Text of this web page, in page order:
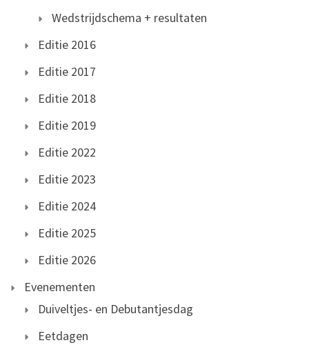
Wedstrijdschema + resultaten
Editie 2016
Editie 2017
Editie 2018
Editie 2019
Editie 2022
Editie 2023
Editie 2024
Editie 2025
Editie 2026
Evenementen
Duiveltjes- en Debutantjesdag
Eetdagen